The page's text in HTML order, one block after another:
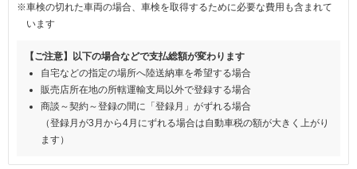
※車検の切れた車両の場合、車検を取得するために必要な費用も含まれて
います
【ご注意】以下の場合などで支払総額が変わります
自宅などの指定の場所へ陸送納車を希望する場合
販売店所在地の所轄運輸支局以外で登録する場合
商談～契約～登録の間に「登録月」がずれる場合
（登録月が3月から4月にずれる場合は自動車税の額が大きく上がり
ます）